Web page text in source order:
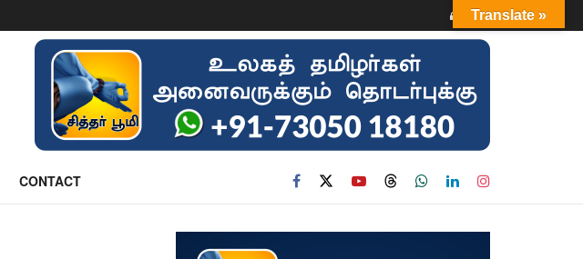
Login
CONTACT
Translate »